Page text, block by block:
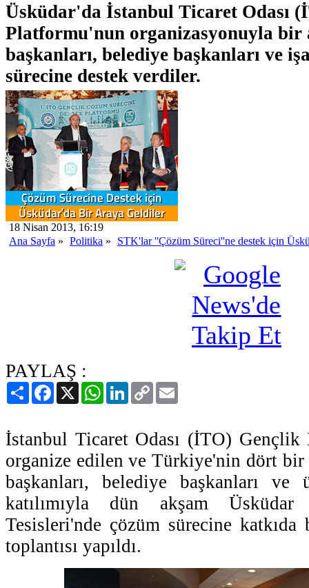
Üsküdar'da İstanbul Ticaret Odası
Platformu'nun organizasyonuyla bir
başkanları, belediye başkanları ve
sürecine destek verdiler.
18 Nisan 2013, 16:19
Ana Sayfa » Politika » STK'lar ''Çözüm Süreci''ne destek için
PAYLAŞ :
PaylaşFacebook
X WhatsAppLinkedIn
Copy
Link
İstanbul Ticaret Odası (İTO) Gençlik
organize edilen ve Türkiye'nin dört bir
başkanları, belediye başkanları ve
katılımıyla dün akşam
Tesisleri'nde çözüm sürecine katkıda
toplantısı yapıldı.